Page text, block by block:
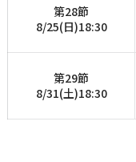
第28節
8/25(日)18:30
第29節
8/31(土)18:30